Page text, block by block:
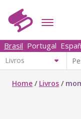
Brasil Portugal
Home / Livros /